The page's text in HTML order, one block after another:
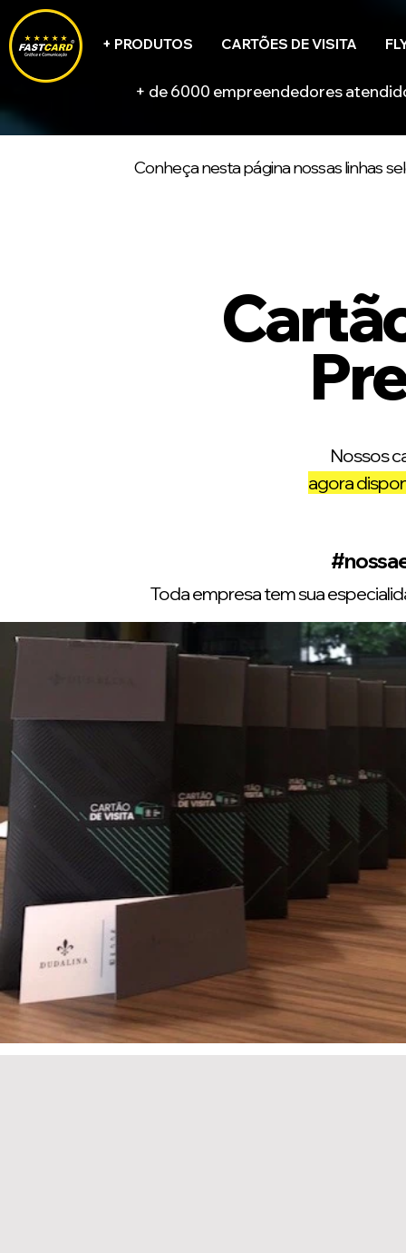
+ PRODUTOS CARTÕES DE VISITA
+ de 6000 empreendedores
Conheça nesta página nossas linhas
Nossos
agora
Toda empresa tem sua